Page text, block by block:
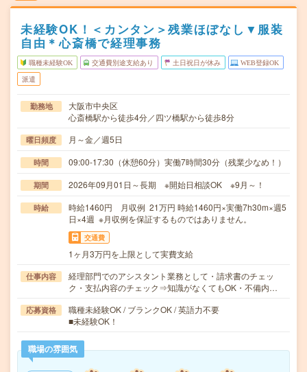
未経験OK！＜カンタン＞残業ほぼなし▼服装
自由＊心斎橋で経理事務
職種未経験OK 交通費別途支給あり 土日祝日が休み WEB登録OK
派遣
勤務地
大阪市中央区
心斎橋駅から徒歩4分／四ツ橋駅から徒歩8分
曜日頻度 月～金／週5日
時間 09:00-17:30（休憩60分）実働7時間30分（残業少なめ！）
期間 2026年09月01日～長期 ※開始日相談OK ※9月～！
時給
時給1460円 月収例 21万円 時給1460円×実働7h30m×週5
日×4週 ※月収例を保証するものではありません。
交通費
1ヶ月3万円を上限として実費支給
仕事内容
経理部門でのアシスタント業務として・請求書のチェッ
ク・支払内容のチェック⇒知識がなくてもOK・不備内…
応募資格
職種未経験OK / ブランクOK / 英語力不要
■未経験OK！
職場の雰囲気